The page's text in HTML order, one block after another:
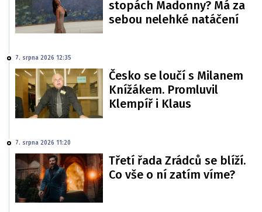
stopách Madonny? Má za
sebou nelehké natáčení
7. srpna 2026 12:35
Česko se loučí s Milanem
Knížákem. Promluvil
Klempíř i Klaus
7. srpna 2026 11:20
Třetí řada Zrádců se blíží.
Co vše o ní zatím víme?